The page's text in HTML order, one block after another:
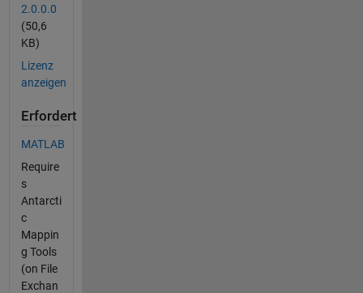
2.0.0.0
(50,6
KB)
Lizenz
anzeigen
Erfordert
MATLAB
Require
s
Antarcti
c
Mappin
g Tools
(on File
Exchan